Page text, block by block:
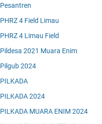
Pesantren
PHRZ 4 Field Limau
PHRZ 4 Limau Field
Pildesa 2021 Muara Enim
Pilgub 2024
PILKADA
PILKADA 2024
PILKADA MUARA ENIM 2024